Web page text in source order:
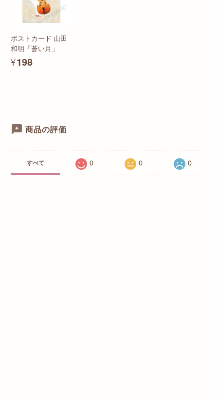
ポストカード 山田
和明「蒼い月」
¥198
商品の評価
すべて 0 0 0